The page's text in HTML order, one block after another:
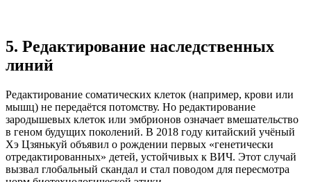
5. Редактирование наследственных
линий
Редактирование соматических клеток (например, крови или
мышц) не передаётся потомству. Но редактирование
зародышевых клеток или эмбрионов означает вмешательство
в геном будущих поколений. В 2018 году китайский учёный
Хэ Цзянькуй объявил о рождении первых «генетически
отредактированных» детей, устойчивых к ВИЧ. Этот случай
вызвал глобальный скандал и стал поводом для пересмотра